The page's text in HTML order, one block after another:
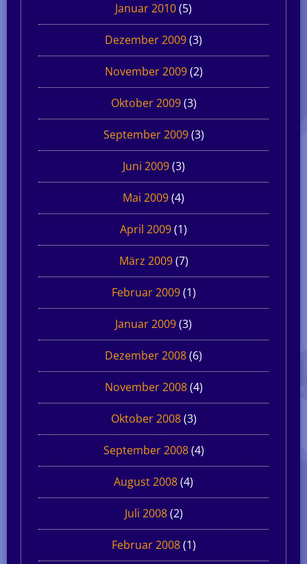
Januar 2010(5)
Dezember 2009(3)
November 2009(2)
Oktober 2009(3)
September 2009(3)
Juni 2009(3)
Mai 2009(4)
April 2009(1)
März 2009(7)
Februar 2009(1)
Januar 2009(3)
Dezember 2008(6)
November 2008(4)
Oktober 2008(3)
September 2008(4)
August 2008(4)
Juli 2008(2)
Februar 2008(1)